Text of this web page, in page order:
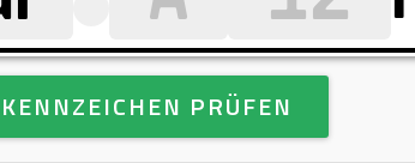
KENNZEICHEN PRÜFEN